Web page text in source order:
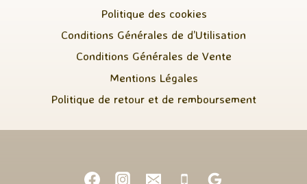
Politique des cookies
Conditions Générales de d’Utilisation
Conditions Générales de Vente
Mentions Légales
Politique de retour et de remboursement